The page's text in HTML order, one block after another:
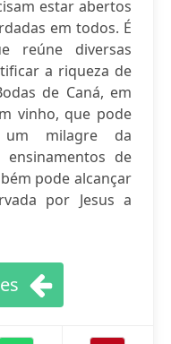
estar abertos
em todos. É
reúne diversas
a riqueza de
de Caná, em
vinho, que pode
um milagre da
de
pode alcançar
por Jesus a